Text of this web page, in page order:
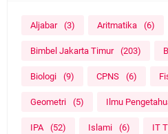
Aljabar (3) Aritmatika (6)
Bimbel Jakarta Timur (203)
Biologi (9) CPNS (6)
Geometri (5) Ilmu
IPA (52) Islami (6) IT